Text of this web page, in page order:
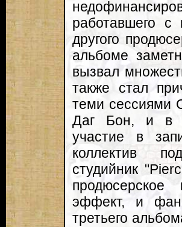
работавшего
другого
альбоме
вызвал
также стал
теми сессиями
Даг Бон, и в
участие в
коллектив
студийник
эффект, и
третьего